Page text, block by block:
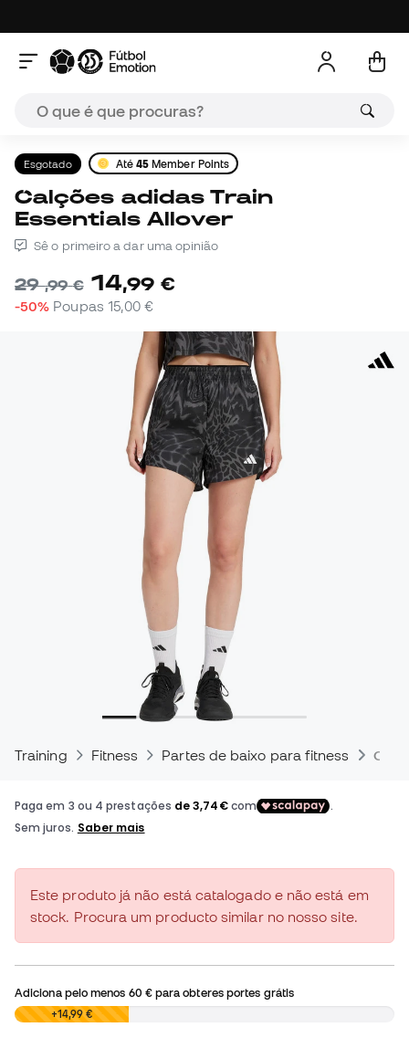
Esgotado Até 45 Member Points
Calções adidas Train
Essentials Allover
Sê o primeiro a dar uma opinião
29,99 € 14,99 €
-50% Poupas 15,00 €
Training Fitness Partes de baixo para fitness
Este produto já não está catalogado e não está em
stock. Procura um producto similar no nosso site.
Adiciona pelo menos 60 €para obteres portes grátis
0,00 € +14,99 €